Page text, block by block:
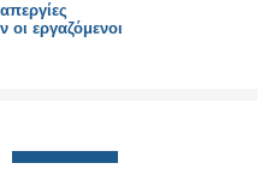
εργαζόμενοι